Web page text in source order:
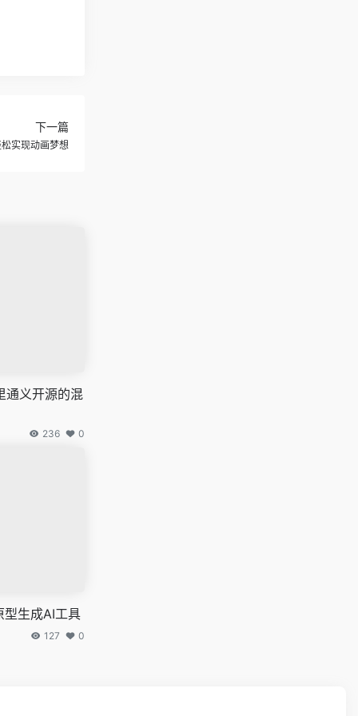
下一篇
实现动画梦想
通义开源的混
236 0
型生成AI工具
127 0